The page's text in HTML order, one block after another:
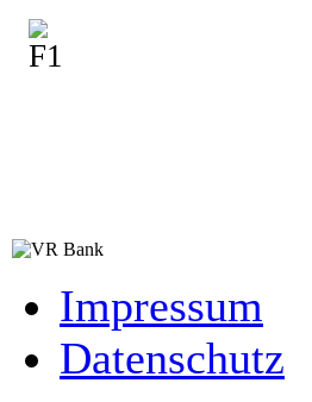
Impressum
Datenschutz